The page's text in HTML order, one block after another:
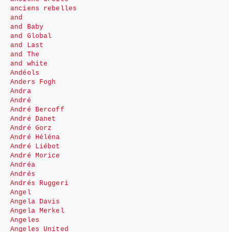
anciens rebelles
and
and Baby
and Global
and Last
and The
and white
Andéols
Anders Fogh
Andra
André
André Bercoff
André Danet
André Gorz
André Héléna
André Liébot
André Morice
Andréa
Andrés
Andrés Ruggeri
Angel
Angela Davis
Angela Merkel
Angeles
Angeles United